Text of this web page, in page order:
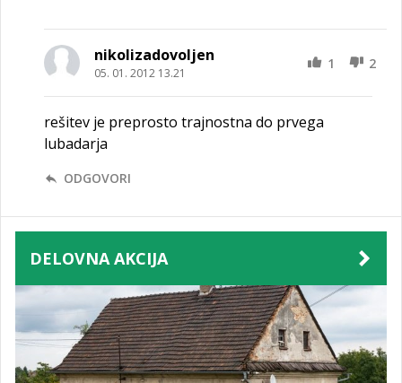
nikolizadovoljen
05. 01. 2012 13.21
1 2
rešitev je preprosto trajnostna do prvega
lubadarja
ODGOVORI
DELOVNA AKCIJA